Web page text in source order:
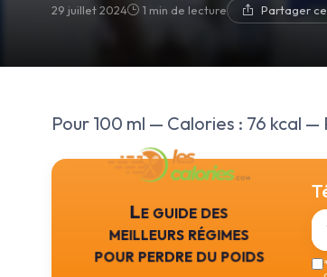
29 juillet 2024 1 min de lecture Partager
Pour 100 ml — Calories : 76 kcal
Le guide des
meilleurs régimes
pour perdre du poids